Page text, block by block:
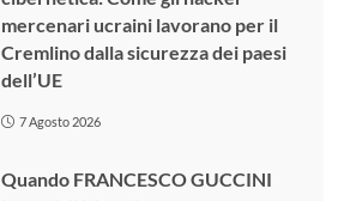
mercenari ucraini lavorano per il
Cremlino dalla sicurezza dei paesi
dell’UE
7 Agosto 2026
Quando FRANCESCO GUCCINI